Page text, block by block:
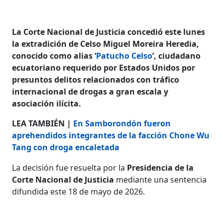
La Corte Nacional de Justicia concedió este lunes
la extradición de Celso Miguel Moreira Heredia,
conocido como alias ‘Patucho Celso’, ciudadano
ecuatoriano requerido por Estados Unidos por
presuntos delitos relacionados con tráfico
internacional de drogas a gran escala y
asociación ilícita.
LEA TAMBIÉN | En Samborondón fueron
aprehendidos integrantes de la facción Chone Wu
Tang con droga encaletada
La decisión fue resuelta por la Presidencia de la
Corte Nacional de Justicia mediante una sentencia
difundida este 18 de mayo de 2026.